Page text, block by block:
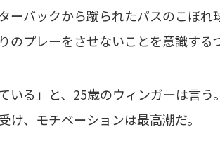
ーバックから蹴られたパスのこぼれ
プレーをさせないことを意識する
る」と、25歳のウィンガーは言う
、モチベーションは最高潮だ。